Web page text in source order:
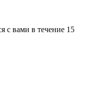
с вами в течение 15